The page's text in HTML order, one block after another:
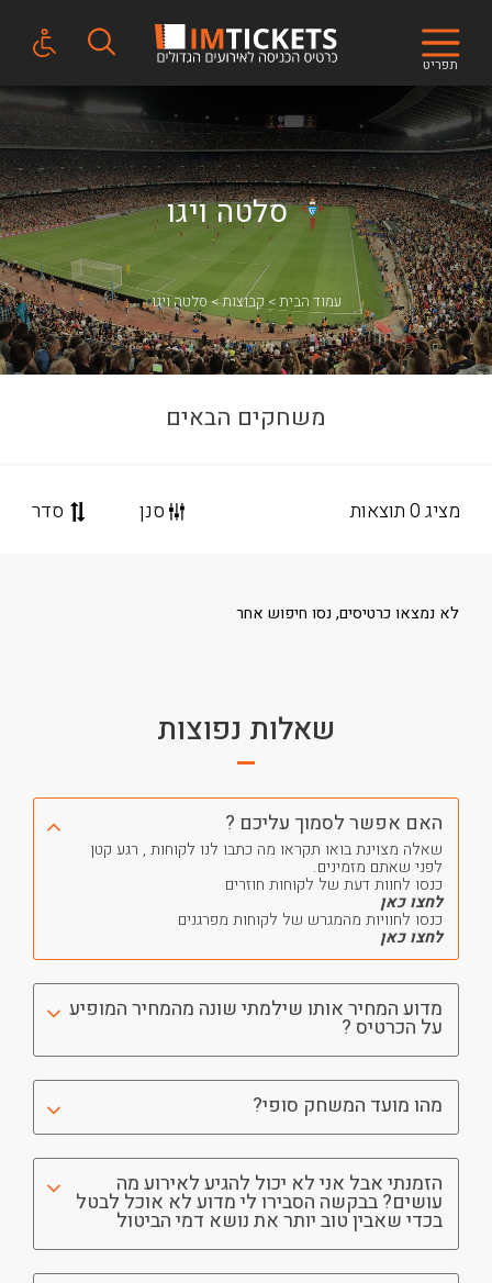
תפריט
סלטה ויגו
סלטה ויגו קבוצות עמוד הבית
משחקים הבאים
מציג 0 תוצאות סנן סדר
לא נמצאו כרטיסים, נסו חיפוש אחר
שאלות נפוצות
האם אפשר לסמוך עליכם ?
שאלה מצוינת בואו תקראו מה כתבו לנו לקוחות , רגע קטן
לפני שאתם מזמינים.
כנסו לחוות דעת של לקוחות חוזרים
לחצו כאן
כנסו לחוויות מהמגרש של לקוחות מפרגנים
לחצו כאן
מדוע המחיר אותו שילמתי שונה מהמחיר המופיע
על הכרטיס ?
מהו מועד המשחק סופי?
הזמנתי אבל אני לא יכול להגיע לאירוע מה
עושים? בבקשה הסבירו לי מדוע לא אוכל לבטל
בכדי שאבין טוב יותר את נושא דמי הביטול